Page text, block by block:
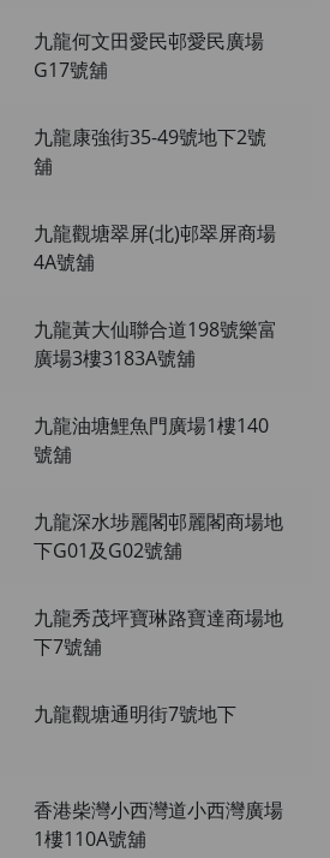
九龍何文田愛民邨愛民廣場
G17號舖
九龍康強街35-49號地下2號
舖
九龍觀塘翠屏(北)邨翠屏商場
4A號舖
九龍黃大仙聯合道198號樂富
廣場3樓3183A號舖
九龍油塘鯉魚門廣場1樓140
號舖
九龍深水埗麗閣邨麗閣商場地
下G01及G02號舖
九龍秀茂坪寶琳路寶達商場地
下7號舖
九龍觀塘通明街7號地下
香港柴灣小西灣道小西灣廣場
1樓110A號舖